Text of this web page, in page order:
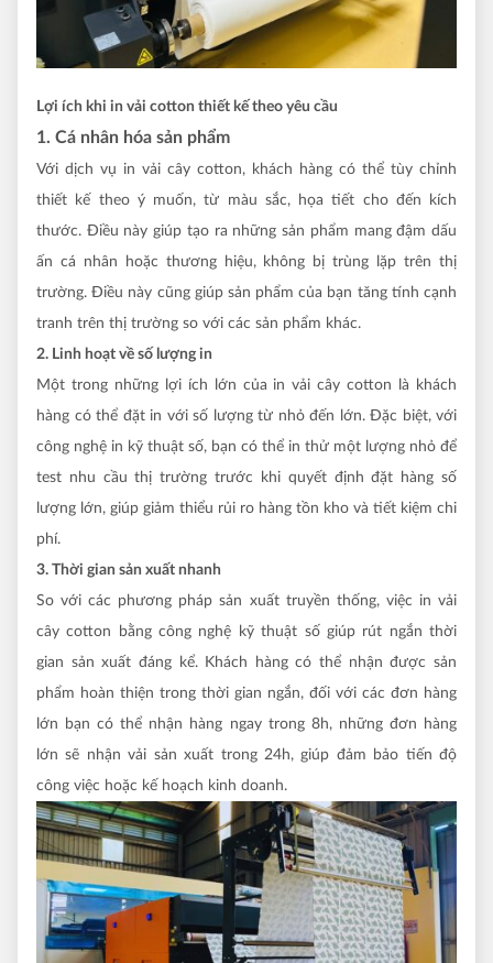
Lợi ích khi in vải cotton thiết kế theo yêu cầu
1. Cá nhân hóa sản phẩm
Với dịch vụ in vải cây cotton, khách hàng có thể tùy chỉnh
thiết kế theo ý muốn, từ màu sắc, họa tiết cho đến kích
thước. Điều này giúp tạo ra những sản phẩm mang đậm dấu
ấn cá nhân hoặc thương hiệu, không bị trùng lặp trên thị
trường. Điều này cũng giúp sản phẩm của bạn tăng tính cạnh
tranh trên thị trường so với các sản phẩm khác.
2. Linh hoạt về số lượng in
Một trong những lợi ích lớn của in vải cây cotton là khách
hàng có thể đặt in với số lượng từ nhỏ đến lớn. Đặc biệt, với
công nghệ in kỹ thuật số, bạn có thể in thử một lượng nhỏ để
test nhu cầu thị trường trước khi quyết định đặt hàng số
lượng lớn, giúp giảm thiểu rủi ro hàng tồn kho và tiết kiệm chi
phí.
3. Thời gian sản xuất nhanh
So với các phương pháp sản xuất truyền thống, việc in vải
cây cotton bằng công nghệ kỹ thuật số giúp rút ngắn thời
gian sản xuất đáng kể. Khách hàng có thể nhận được sản
phẩm hoàn thiện trong thời gian ngắn, đối với các đơn hàng
lớn bạn có thể nhận hàng ngay trong 8h, những đơn hàng
lớn sẽ nhận vải sản xuất trong 24h, giúp đảm bảo tiến độ
công việc hoặc kế hoạch kinh doanh.